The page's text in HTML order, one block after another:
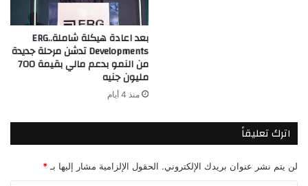
بعد اعادة هيكلة شاملة..ERG
Developments تدشن مرحلة جديدة
من النمو بدعم مالي بقيمة 700
مليون جنيه
منذ 4 أيام
اترك تعليقاً
لن يتم نشر عنوان بريدك الإلكتروني. الحقول الإلزامية مشار إليها بـ *